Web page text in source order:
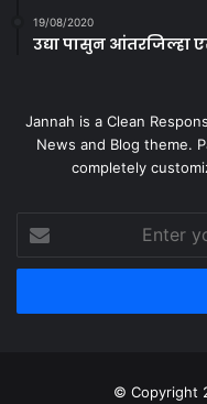
19/08/2020
उद्या पासुन आंतरजिल्हा
Jannah is a Clean
News and Blog theme.
completely
Enter
your
Email
© Copyright